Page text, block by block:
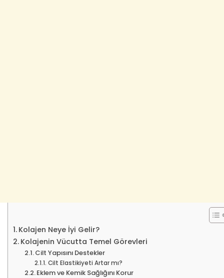
Kolajen Neye İyi Gelir?
Kolajenin Vücutta Temel Görevleri
Cilt Yapısını Destekler
Cilt Elastikiyeti Artar mı?
Eklem ve Kemik Sağlığını Korur